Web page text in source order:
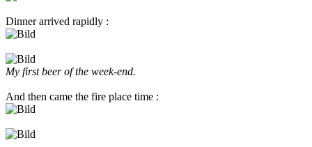
Dinner arrived rapidly :
My first beer of the week-end.
And then came the fire place time :